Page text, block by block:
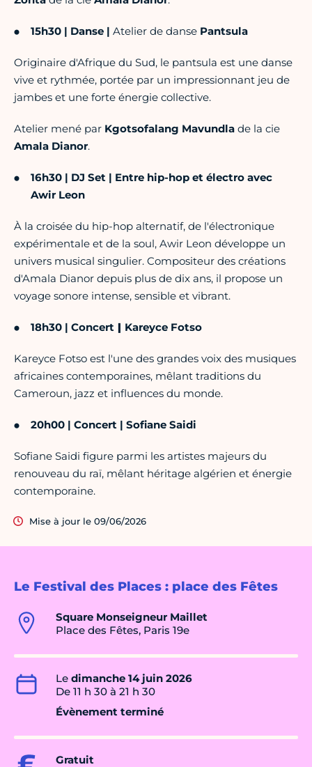
Le Festival des Places : place des Fêtes
Square Monseigneur Maillet
Place des Fêtes, Paris 19e
Le dimanche 14 juin 2026
De 11 h 30 à 21 h 30
Évènement terminé
Gratuit
15h30 | Danse | Atelier de danse Pantsula
Originaire d'Afrique du Sud, le pantsula est une danse
vive et rythmée, portée par un impressionnant jeu de
jambes et une forte énergie collective.
Atelier mené par Kgotsofalang Mavundla de la cie
Amala Dianor.
16h30 | DJ Set | Entre hip-hop et électro avec
Awir Leon
À la croisée du hip-hop alternatif, de l'électronique
expérimentale et de la soul, Awir Leon développe un
univers musical singulier. Compositeur des créations
d'Amala Dianor depuis plus de dix ans, il propose un
voyage sonore intense, sensible et vibrant.
18h30 | Concert | Kareyce Fotso
Kareyce Fotso est l'une des grandes voix des musiques
africaines contemporaines, mêlant traditions du
Cameroun, jazz et influences du monde.
20h00 | Concert | Sofiane Saidi
Sofiane Saidi figure parmi les artistes majeurs du
renouveau du raï, mêlant héritage algérien et énergie
contemporaine.
Mise à jour le 09/06/2026